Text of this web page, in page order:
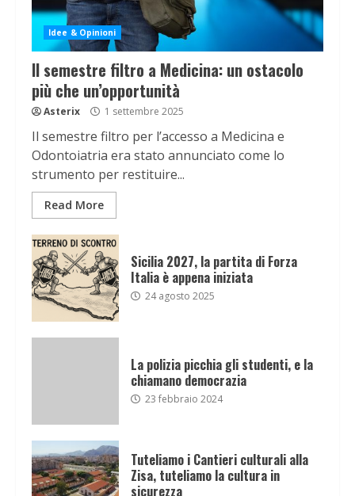
Idee & Opinioni
Il semestre filtro a Medicina: un ostacolo
più che un’opportunità
Asterix 1 settembre 2025
Il semestre filtro per l’accesso a Medicina e
Odontoiatria era stato annunciato come lo
strumento per restituire...
Read More
Sicilia 2027, la partita di Forza
Italia è appena iniziata
24 agosto 2025
La polizia picchia gli studenti, e la
chiamano democrazia
23 febbraio 2024
Tuteliamo i Cantieri culturali alla
Zisa, tuteliamo la cultura in
sicurezza